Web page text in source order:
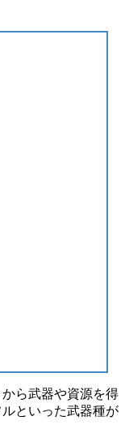
ら武器や資源を得
といった武器種が